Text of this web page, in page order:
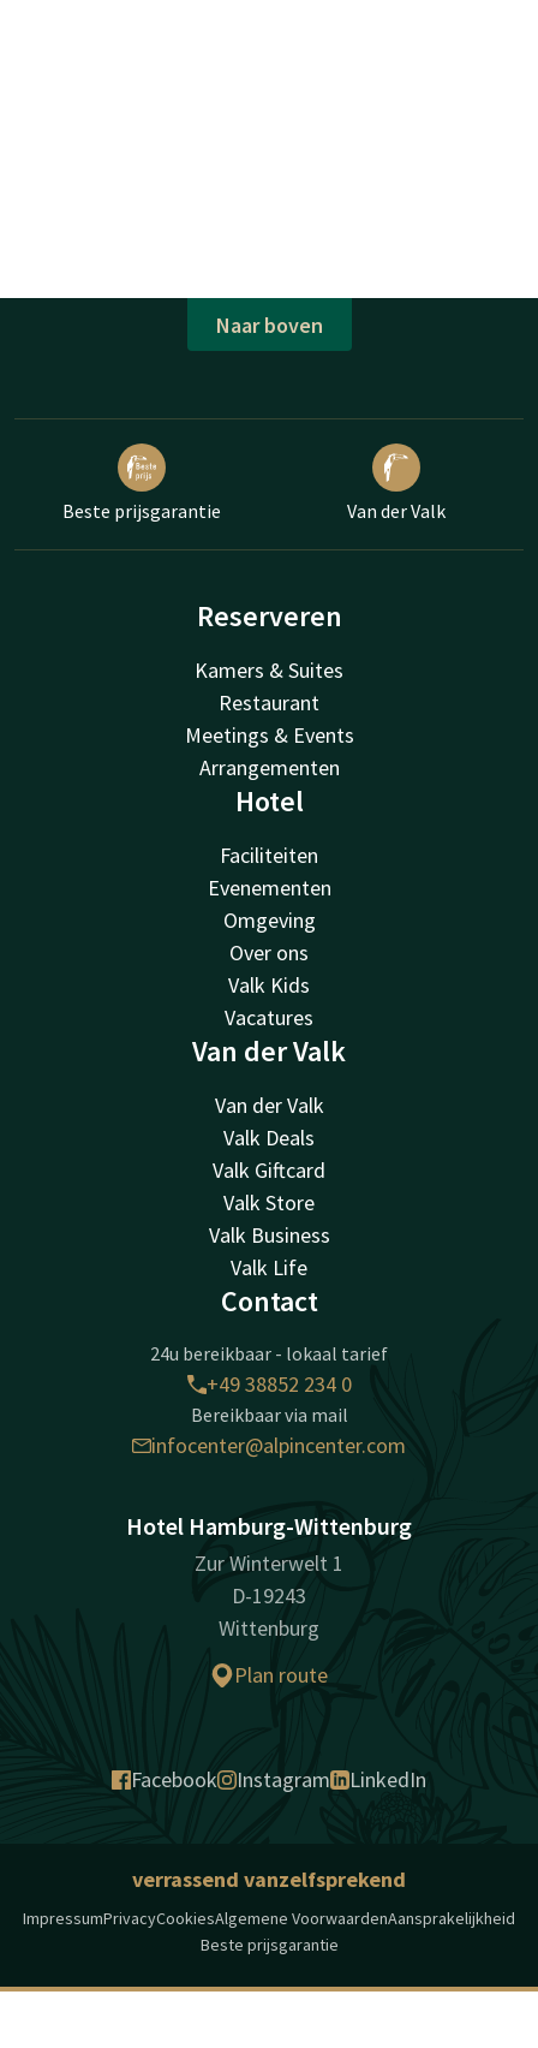
Naar boven
Beste prijsgarantie Van der Valk
Reserveren
Kamers & Suites
Restaurant
Meetings & Events
Arrangementen
Hotel
Faciliteiten
Evenementen
Omgeving
Over ons
Valk Kids
Vacatures
Van der Valk
Van der Valk
Valk Deals
Valk Giftcard
Valk Store
Valk Business
Valk Life
Contact
24u bereikbaar - lokaal tarief
+49 38852 234 0
Bereikbaar via mail
infocenter@alpincenter.com
Hotel Hamburg-Wittenburg
Zur Winterwelt 1
D-19243
Wittenburg
Plan route
Facebook Instagram LinkedIn
verrassend vanzelfsprekend
ImpressumPrivacyCookiesAlgemene VoorwaardenAansprakelijkheid
Beste prijsgarantie